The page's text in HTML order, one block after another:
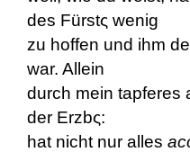
des Fürstς wenig
zu hoffen und ihm
war. Allein
durch mein tapferes
der Erzbς:
hat nicht nur alles